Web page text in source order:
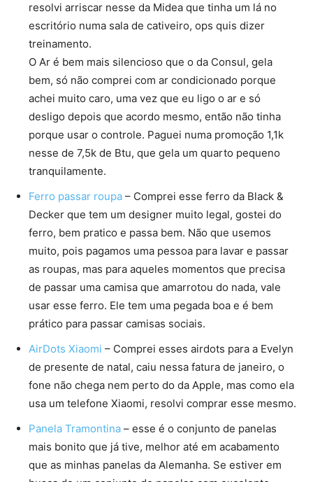
resolvi arriscar nesse da Midea que tinha um lá no
escritório numa sala de cativeiro, ops quis dizer
treinamento.
O Ar é bem mais silencioso que o da Consul, gela
bem, só não comprei com ar condicionado porque
achei muito caro, uma vez que eu ligo o ar e só
desligo depois que acordo mesmo, então não tinha
porque usar o controle. Paguei numa promoção 1,1k
nesse de 7,5k de Btu, que gela um quarto pequeno
tranquilamente.
Ferro passar roupa – Comprei esse ferro da Black &
Decker que tem um designer muito legal, gostei do
ferro, bem pratico e passa bem. Não que usemos
muito, pois pagamos uma pessoa para lavar e passar
as roupas, mas para aqueles momentos que precisa
de passar uma camisa que amarrotou do nada, vale
usar esse ferro. Ele tem uma pegada boa e é bem
prático para passar camisas sociais.
AirDots Xiaomi – Comprei esses airdots para a Evelyn
de presente de natal, caiu nessa fatura de janeiro, o
fone não chega nem perto do da Apple, mas como ela
usa um telefone Xiaomi, resolvi comprar esse mesmo.
Panela Tramontina – esse é o conjunto de panelas
mais bonito que já tive, melhor até em acabamento
que as minhas panelas da Alemanha. Se estiver em